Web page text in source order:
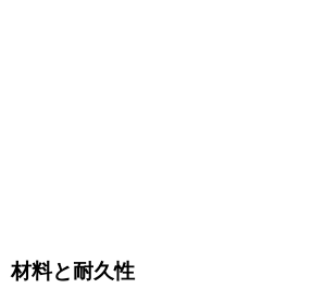
材料と耐久性